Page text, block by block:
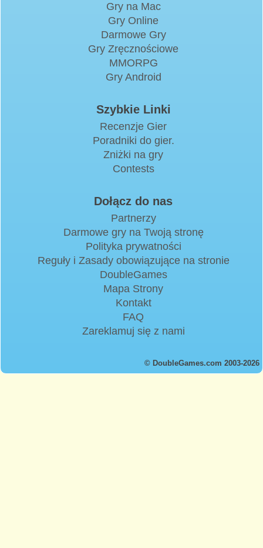
Gry na Mac
Gry Online
Darmowe Gry
Gry Zręcznościowe
MMORPG
Gry Android
Szybkie Linki
Recenzje Gier
Poradniki do gier.
Zniżki na gry
Contests
Dołącz do nas
Partnerzy
Darmowe gry na Twoją stronę
Polityka prywatności
Reguły i Zasady obowiązujące na stronie
DoubleGames
Mapa Strony
Kontakt
FAQ
Zareklamuj się z nami
© DoubleGames.com 2003-2026